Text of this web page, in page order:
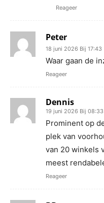
Reageer
Peter
18 juni 2026 Bij 17:43
Waar gaan de
Reageer
Dennis
19 juni 2026 Bij 08:33
Prominent op
plek van
van 20 winkels
meest
Reageer